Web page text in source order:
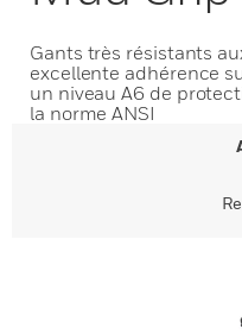
Gants très résistants
excellente adhérence
un niveau A6 de
la norme ANSI